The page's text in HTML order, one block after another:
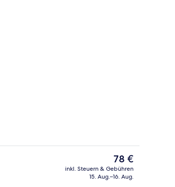
Vierbettzimmer, Stadtblick |
Der
aktuelle
Preis
78 €
inkl. Steuern & Gebühren
15. Aug.–16. Aug.